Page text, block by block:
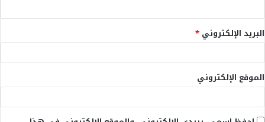
البريد الإلكتروني *
الموقع الإلكتروني